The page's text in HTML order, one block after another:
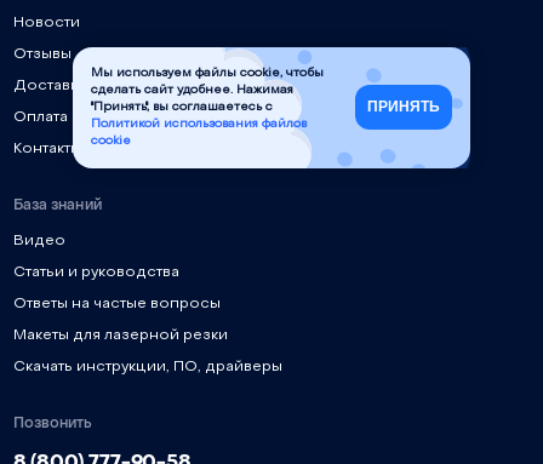
Новости
Отзывы
Доставка
Оплата
Контакты
База знаний
Видео
Статьи и руководства
Ответы на частые вопросы
Макеты для лазерной резки
Скачать инструкции, ПО, драйверы
Позвонить
Мы используем файлы cookie, чтобы
сделать сайт удобнее. Нажимая
"Принять", вы соглашаетесь с
Политикой использования файлов
cookie
ПРИНЯТЬ